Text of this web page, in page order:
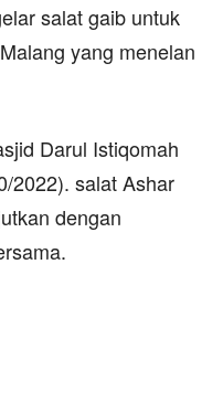
salat gaib untuk
yang menelan
Darul Istiqomah
2022). salat Ashar
dengan